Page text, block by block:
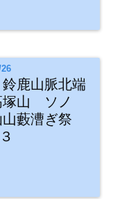
鈴鹿山脈北端
塚山 ソノ
藪漕ぎ祭